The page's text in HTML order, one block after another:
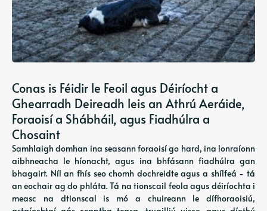
Conas is Féidir le Feoil agus Déiríocht a
Ghearradh Deireadh leis an Athrú Aeráide,
Foraoisí a Shábháil, agus Fiadhúlra a
Chosaint
Samhlaigh domhan ina seasann foraoisí go hard, ina lonraíonn
aibhneacha le híonacht, agus ina bhfásann fiadhúlra gan
bhagairt. Níl an fhís seo chomh dochreidte agus a shílfeá - tá
an eochair ag do phláta. Tá na tionscail feola agus déiríochta i
measc na dtionscal is mó a chuireann le dífhoraoisiú,